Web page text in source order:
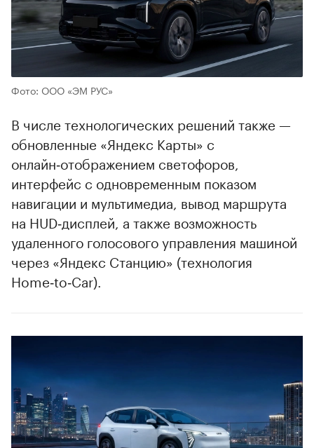
Фото: ООО «ЭМ РУС»
В числе технологических решений также —
обновленные «Яндекс Карты» с
онлайн‑отображением светофоров,
интерфейс с одновременным показом
навигации и мультимедиа, вывод маршрута
на HUD‑дисплей, а также возможность
удаленного голосового управления машиной
через «Яндекс Станцию» (технология
Home‑to‑Car).